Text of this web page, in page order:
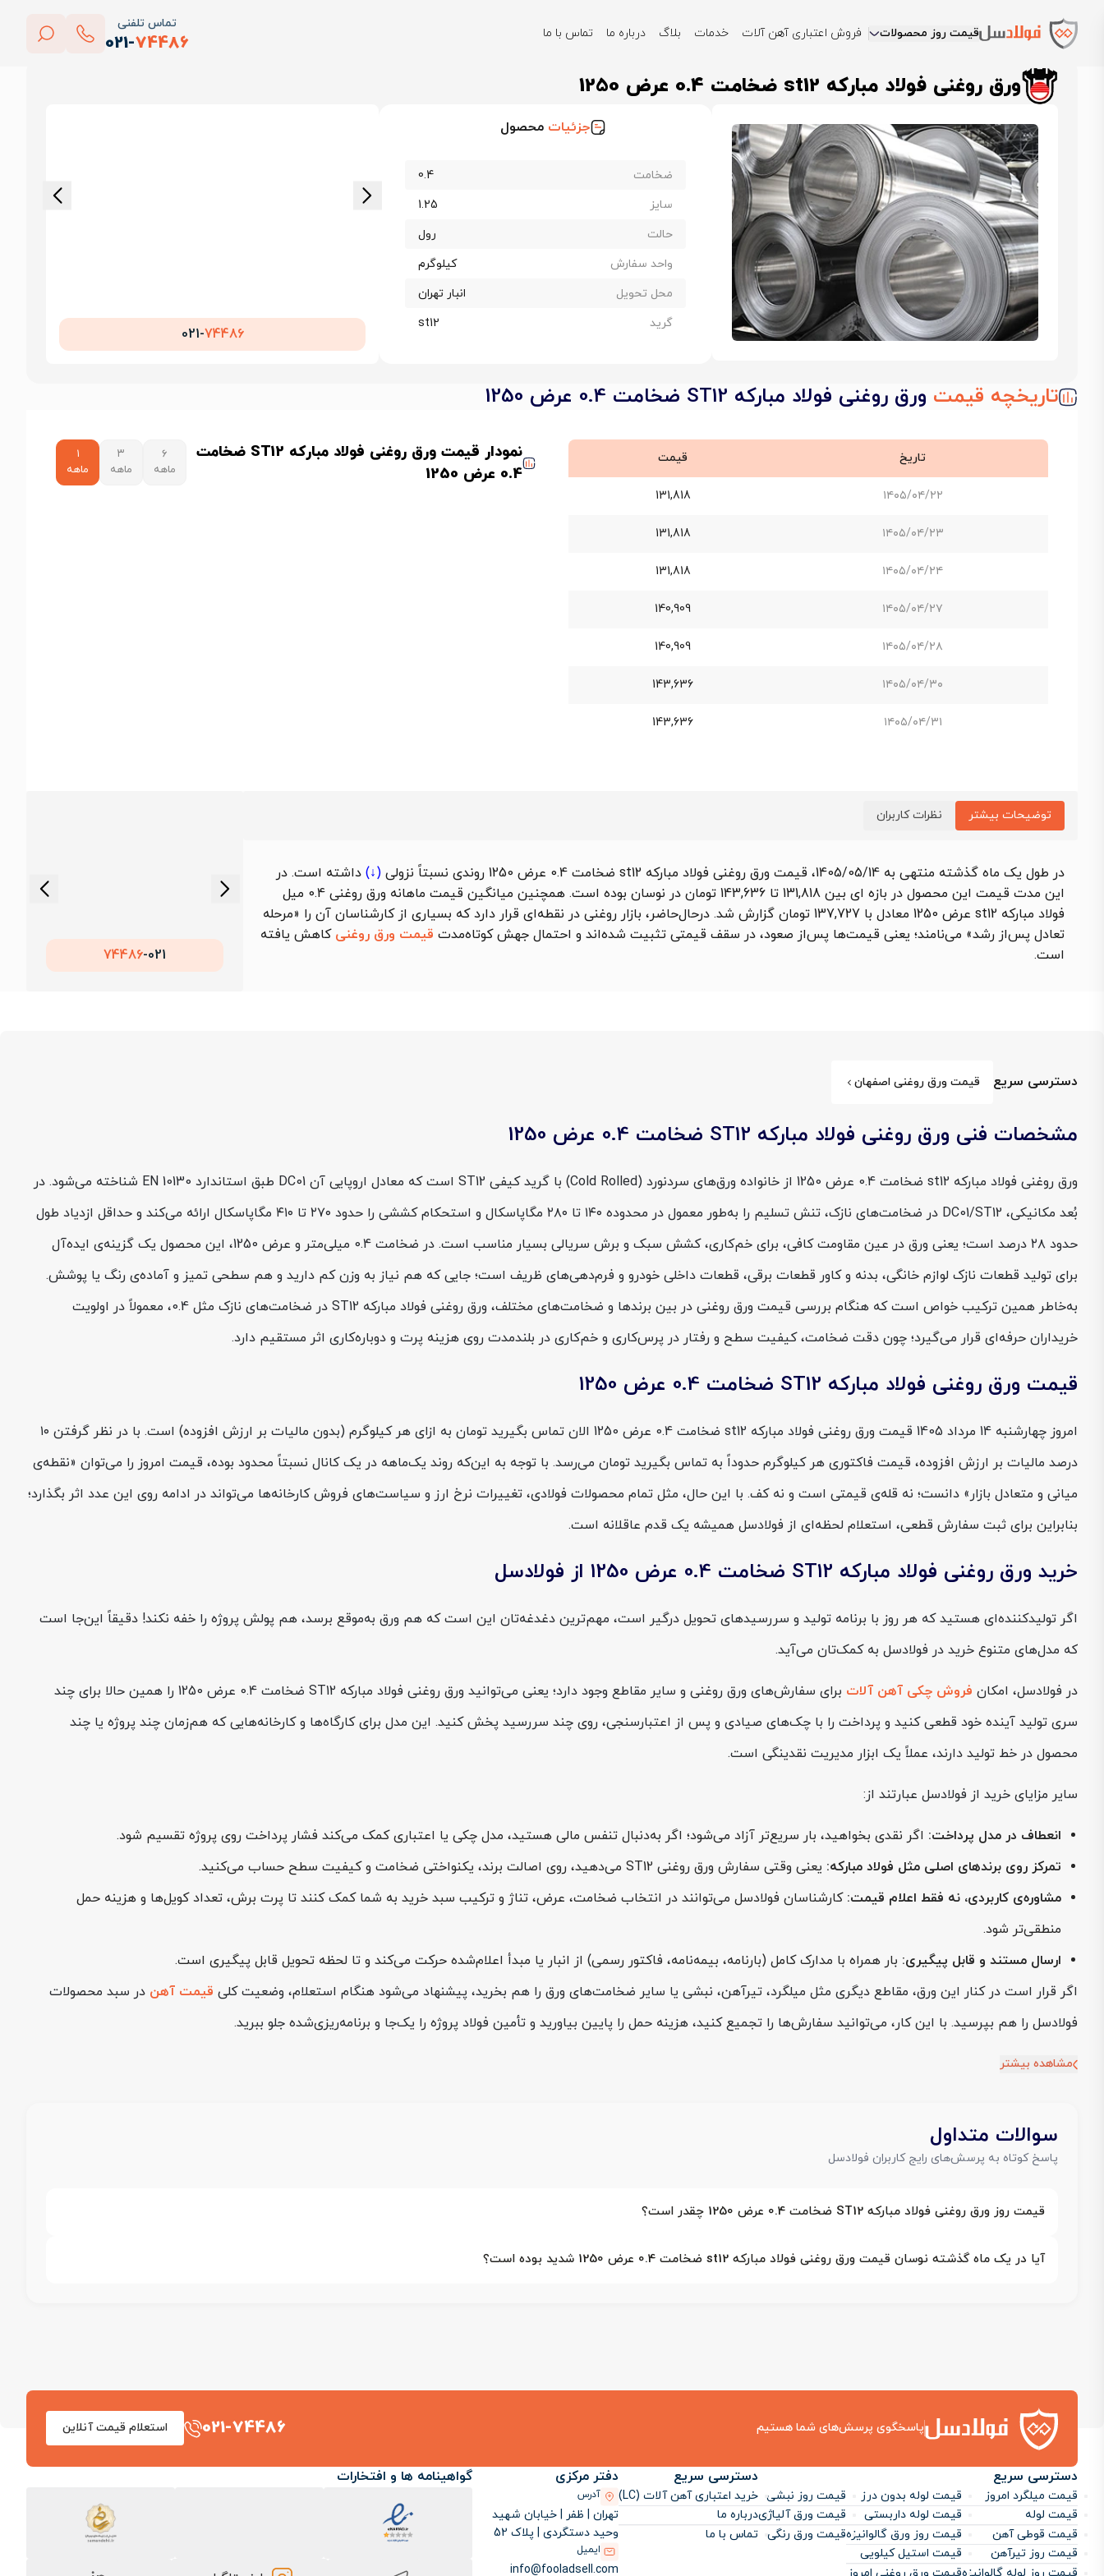
قیمت روز محصولات فروش اعتباری آهن آلات خدمات بلاگ درباره ما تماس با ما
تماس تلفنی
021-74486 فولادسل
ورق روغنی فولاد مبارکه st12 ضخامت 0.4 عرض 1250
جزئیات محصول
ضخامت
0.4
سایز
1.25
حالت
رول
واحد سفارش
کیلوگرم
محل تحویل
انبار تهران
گرید
st12
021-74486
تاریخچه قیمت ورق روغنی فولاد مبارکه ST12 ضخامت 0.4 عرض 1250
تاریخ قیمت
۱۴۰۵/۰۴/۲۲ 131,818
۱۴۰۵/۰۴/۲۳ 131,818
۱۴۰۵/۰۴/۲۴ 131,818
۱۴۰۵/۰۴/۲۷ 140,909
۱۴۰۵/۰۴/۲۸ 140,909
۱۴۰۵/۰۴/۳۰ 143,636
۱۴۰۵/۰۴/۳۱ 143,636
نمودار قیمت ورق روغنی فولاد مبارکه ST12 ضخامت
0.4 عرض 1250
۶
ماهه
۳
ماهه
۱
ماهه
توضیحات بیشتر نظرات کاربران
در طول یک ماه گذشته منتهی به 1405/05/14، قیمت ورق روغنی فولاد مبارکه st12 ضخامت 0.4 عرض 1250 روندی نسبتاً نزولی (↓) داشته است. در
این مدت قیمت این محصول در بازه ای بین 131,818 تا 143,636 تومان در نوسان بوده است. همچنین میانگین قیمت ماهانه
ورق روغنی 0.4 میل
فولاد مبارکه st12 عرض 1250 معادل با
137,727 تومان گزارش شد. درحال‌حاضر، بازار روغنی در نقطه‌ای قرار دارد که بسیاری از کارشناسان آن را «مرحله
تعادل پس‌از رشد» می‌نامند؛ یعنی قیمت‌ها پس‌از صعود، در سقف قیمتی تثبیت شده‌اند و احتمال جهش کوتاه‌مدت قیمت ورق روغنی کاهش یافته
است.
021-
74486
دسترسی سریع قیمت ورق روغنی اصفهان
مشخصات فنی ورق روغنی فولاد مبارکه ST12 ضخامت 0.4 عرض 1250
ورق روغنی فولاد مبارکه st12 ضخامت 0.4 عرض 1250 از خانواده ورق‌های سردنورد (Cold Rolled) با گرید کیفی ST12 است که معادل اروپایی آن DC01 طبق استاندارد EN 10130 شناخته می‌شود. در
بُعد مکانیکی، DC01/ST12 در ضخامت‌های نازک، تنش تسلیم را به‌طور معمول در محدوده ۱۴۰ تا ۲۸۰ مگاپاسکال و استحکام کششی را حدود ۲۷۰ تا ۴۱۰ مگاپاسکال ارائه می‌کند و حداقل ازدیاد طول
حدود ۲۸ درصد است؛ یعنی ورق در عین مقاومت کافی، برای خم‌کاری، کشش سبک و برش سریالی بسیار مناسب است. در ضخامت 0.4 میلی‌متر و عرض 1250، این محصول یک گزینه‌ی ایده‌آل
برای تولید قطعات نازک لوازم خانگی، بدنه و کاور قطعات برقی، قطعات داخلی خودرو و فرم‌دهی‌های ظریف است؛ جایی که هم نیاز به وزن کم دارید و هم سطحی تمیز و آماده‌ی رنگ یا پوشش.
به‌خاطر همین ترکیب خواص است که هنگام بررسی قیمت ورق روغنی در بین برندها و ضخامت‌های مختلف، ورق روغنی فولاد مبارکه ST12 در ضخامت‌های نازک مثل 0.4، معمولاً در اولویت
خریداران حرفه‌ای قرار می‌گیرد؛ چون دقت ضخامت، کیفیت سطح و رفتار در پرس‌کاری و خم‌کاری در بلندمدت روی هزینه پرت و دوباره‌کاری اثر مستقیم دارد.
قیمت ورق روغنی فولاد مبارکه ST12 ضخامت 0.4 عرض 1250
امروز چهارشنبه 14 مرداد 1405 قیمت ورق روغنی فولاد مبارکه st12 ضخامت 0.4 عرض 1250 الان تماس بگیرید تومان به ازای هر کیلوگرم (بدون مالیات بر ارزش افزوده) است. با در نظر گرفتن ۱۰
درصد مالیات بر ارزش افزوده، قیمت فاکتوری هر کیلوگرم حدوداً به تماس بگیرید تومان می‌رسد. با توجه به این‌که روند یک‌ماهه در یک کانال نسبتاً محدود بوده، قیمت امروز را می‌توان «نقطه‌ی
میانی و متعادل بازار» دانست؛ نه قله‌ی قیمتی است و نه کف. با این حال، مثل تمام محصولات فولادی، تغییرات نرخ ارز و سیاست‌های فروش کارخانه‌ها می‌تواند در ادامه روی این عدد اثر بگذارد؛
بنابراین برای ثبت سفارش قطعی، استعلام لحظه‌ای از فولادسل همیشه یک قدم عاقلانه است.
خرید ورق روغنی فولاد مبارکه ST12 ضخامت 0.4 عرض 1250 از فولادسل
اگر تولیدکننده‌ای هستید که هر روز با برنامه تولید و سررسیدهای تحویل درگیر است، مهم‌ترین دغدغه‌تان این است که هم ورق به‌موقع برسد، هم پولش پروژه را خفه نکند! دقیقاً این‌جا است
که مدل‌های متنوع خرید در فولادسل به کمک‌تان می‌آید.
در فولادسل، امکان فروش چکی آهن آلات
برای سفارش‌های ورق روغنی و سایر مقاطع وجود دارد؛ یعنی می‌توانید ورق روغنی فولاد مبارکه ST12 ضخامت 0.4 عرض 1250 را همین حالا برای چند
سری تولید آینده خود قطعی کنید و پرداخت را با چک‌های صیادی و پس از اعتبارسنجی، روی چند سررسید پخش کنید. این مدل برای کارگاه‌ها و کارخانه‌هایی که هم‌زمان چند پروژه یا چند
محصول در خط تولید دارند، عملاً یک ابزار مدیریت نقدینگی است.
سایر مزایای خرید از فولادسل عبارتند از:
انعطاف در مدل پرداخت: اگر نقدی بخواهید، بار سریع‌تر آزاد می‌شود؛ اگر به‌دنبال تنفس مالی هستید، مدل چکی یا اعتباری کمک می‌کند فشار پرداخت روی پروژه تقسیم شود.
تمرکز روی برندهای اصلی مثل فولاد مبارکه: یعنی وقتی سفارش ورق روغنی ST12 می‌دهید، روی اصالت برند، یکنواختی ضخامت و کیفیت سطح حساب می‌کنید.
مشاوره‌ی کاربردی، نه فقط اعلام قیمت: کارشناسان فولادسل می‌توانند در انتخاب ضخامت، عرض، تناژ و ترکیب سبد خرید به شما کمک کنند تا پرت برش، تعداد کویل‌ها و هزینه حمل
منطقی‌تر شود.
ارسال مستند و قابل پیگیری: بار همراه با مدارک کامل (بارنامه، بیمه‌نامه، فاکتور رسمی) از انبار یا مبدأ اعلام‌شده حرکت می‌کند و تا لحظه تحویل قابل پیگیری است.
اگر قرار است در کنار این ورق، مقاطع دیگری مثل میلگرد، تیرآهن، نبشی یا سایر ضخامت‌های ورق را هم بخرید، پیشنهاد می‌شود هنگام استعلام، وضعیت کلی قیمت آهن در سبد محصولات
فولادسل را هم بپرسید. با این کار، می‌توانید سفارش‌ها را تجمیع کنید، هزینه حمل را پایین بیاورید و تأمین فولاد پروژه را یک‌جا و برنامه‌ریزی‌شده جلو ببرید.
مشاهده بیشتر
سوالات متداول
پاسخ کوتاه به پرسش‌های رایج کاربران فولادسل
قیمت روز ورق روغنی فولاد مبارکه ST12 ضخامت 0.4 عرض 1250 چقدر است؟
آیا در یک ماه گذشته نوسان قیمت ورق روغنی فولاد مبارکه st12 ضخامت 0.4 عرض 1250 شدید بوده است؟
پاسخگوی پرسش‌های شما هستیم 021-74486 استعلام قیمت آنلاین
دسترسی سریع
قیمت میلگرد امروز
قیمت لوله
قیمت قوطی آهن
قیمت روز تیرآهن
قیمت روز لوله گالوانیزه
قیمت لوله بدون درز
قیمت لوله داربستی
قیمت روز ورق گالوانیزه
قیمت استیل کیلویی
قیمت ورق روغنی امروز
قیمت روز نبشی
قیمت ورق آلیاژی
قیمت ورق رنگی
دسترسی سریع
خرید اعتباری آهن آلات (LC)
درباره ما
تماس با ما
دفتر مرکزی
آدرس
تهران | ظفر | خیابان شهید
وحید دستگردی | پلاک 52
ایمیل
info@fooladsell.com
گواهینامه ها و افتخارات